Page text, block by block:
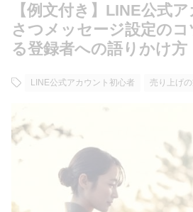
【例文付き】LINE公式
さつメッセージ設定の
る登録者への語りかけ方
LINE公式アカウント初心者 売り上げ